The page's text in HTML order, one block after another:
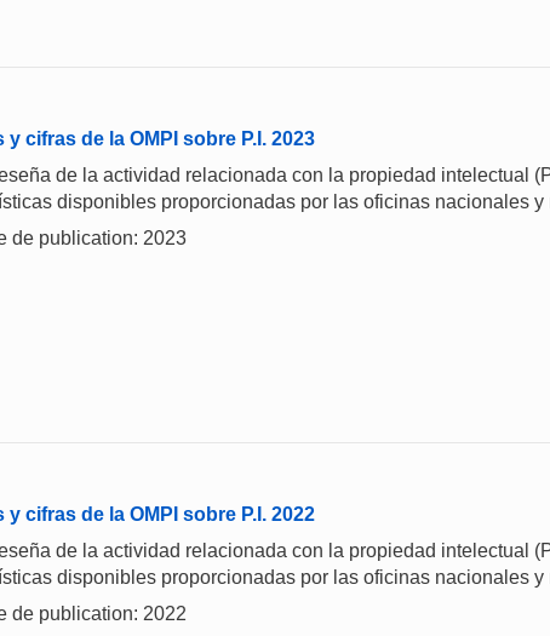
y cifras de la OMPI sobre P.I. 2023
de la actividad relacionada con la propiedad intelectual
disponibles proporcionadas por las oficinas nacionales y
de publication: 2023
y cifras de la OMPI sobre P.I. 2022
de la actividad relacionada con la propiedad intelectual
disponibles proporcionadas por las oficinas nacionales y
de publication: 2022